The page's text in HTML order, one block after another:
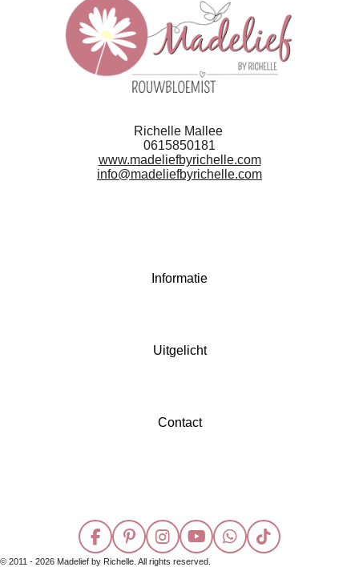
Richelle Mallee
0615850181
www.madeliefbyrichelle.com
info@madeliefbyrichelle.com
Informatie
Uitgelicht
Contact
F
a
P
i
I
n
Y
o
W
h
T
i
© 2011 - 2026 Madelief by Richelle. All rights reserved.